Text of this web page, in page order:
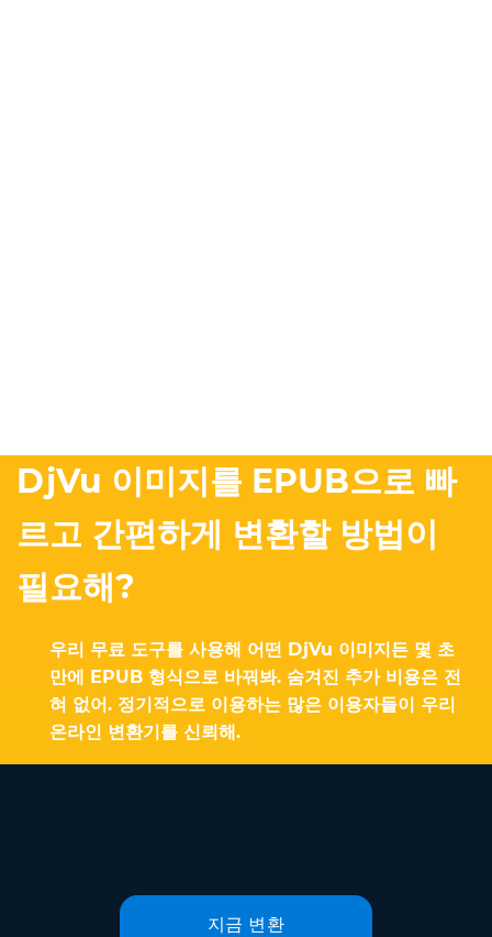
DjVu 이미지를 EPUB으로 빠
르고 간편하게 변환할 방법이
필요해?
우리 무료 도구를 사용해 어떤 DjVu 이미지든 몇 초
만에 EPUB 형식으로 바꿔봐. 숨겨진 추가 비용은 전
혀 없어. 정기적으로 이용하는 많은 이용자들이 우리
온라인 변환기를 신뢰해.
지금 변환